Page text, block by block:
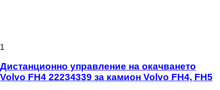
1
Дистанционно управление на окачването
Volvo FH4 22234339 за камион Volvo FH4, FH5